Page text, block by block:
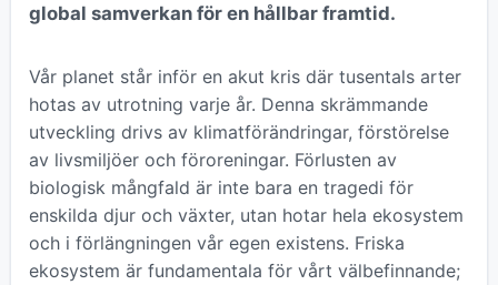
global samverkan för en hållbar framtid.
Vår planet står inför en akut kris där tusentals arter
hotas av utrotning varje år. Denna skrämmande
utveckling drivs av klimatförändringar, förstörelse
av livsmiljöer och föroreningar. Förlusten av
biologisk mångfald är inte bara en tragedi för
enskilda djur och växter, utan hotar hela ekosystem
och i förlängningen vår egen existens. Friska
ekosystem är fundamentala för vårt välbefinnande;